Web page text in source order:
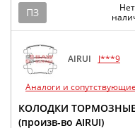
ПЗ
AIRUI J***9
Аналоги и сопутствующие
КОЛОДКИ
(произв-во AIRUI)